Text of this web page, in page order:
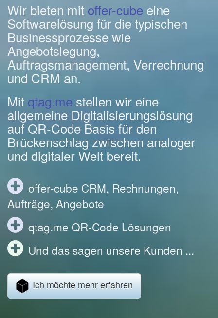
Wir bieten mit offer-cube eine
Softwarelösung für die typischen
Businessprozesse wie
Angebotslegung,
Auftragsmanagement, Verrechnung
und CRM an.
Mit qtag.me stellen wir eine
allgemeine Digitalisierungslösung
auf QR-Code Basis für den
Brückenschlag zwischen analoger
und digitaler Welt bereit.
offer-cube CRM, Rechnungen,
Aufträge, Angebote
qtag.me QR-Code Lösungen
Und das sagen unsere Kunden ...
Ich möchte mehr erfahren